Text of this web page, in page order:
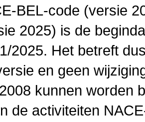
BEL-code (versie
2025) is de
2025. Het betreft
en geen
kunnen worden
de activiteiten